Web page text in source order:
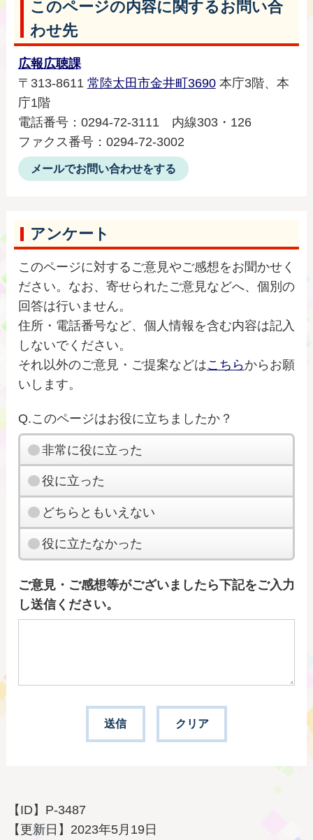
このページの内容に関するお問い合
わせ先
広報広聴課
〒313-8611 常陸太田市金井町3690本庁3階、本
庁1階
電話番号：0294‐72‐3111 内線303・126
ファクス番号：0294‐72‐3002
メールでお問い合わせをする
アンケート
このページに対するご意見やご感想をお聞かせく
ださい。なお、寄せられたご意見などへ、個別の
回答は行いません。
住所・電話番号など、個人情報を含む内容は記入
しないでください。
それ以外のご意見・ご提案などはこちらからお願
いします。
Q.このページはお役に立ちましたか？
非常に役に立った
役に立った
どちらともいえない
役に立たなかった
ご意見・ご感想等がございましたら下記をご入力
し送信ください。
【ID】 P-3487
【更新日】 2023年5月19日